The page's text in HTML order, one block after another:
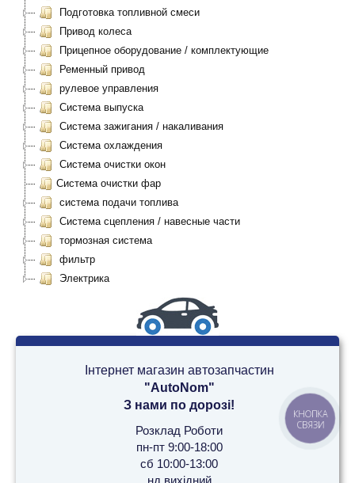
Подготовка топливной смеси
Привод колеса
Прицепное оборудование / комплектующие
Ременный привод
рулевое управления
Система выпуска
Система зажигания / накаливания
Система охлаждения
Система очистки окон
Система очистки фар
система подачи топлива
Система сцепления / навесные части
тормозная система
фильтр
Электрика
Інтернет магазин автозапчастин
"AutoNom"
З нами по дорозі!
Розклад Роботи
пн-пт 9:00-18:00
сб 10:00-13:00
нд вихідний
КНОПКА
СВЯЗИ